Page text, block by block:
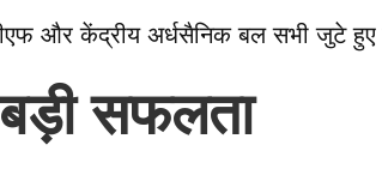
और केंद्रीय अर्धसैनिक बल सभी जुटे हुए
बड़ी सफलता